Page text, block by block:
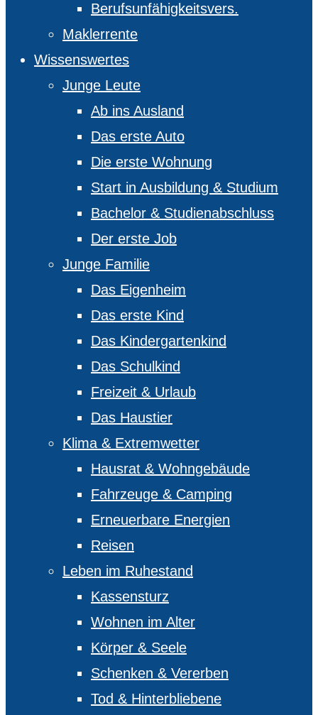
Berufsunfähigkeitsvers.
Maklerrente
Wissenswertes
Junge Leute
Ab ins Ausland
Das erste Auto
Die erste Wohnung
Start in Ausbildung & Studium
Bachelor & Studienabschluss
Der erste Job
Junge Familie
Das Eigenheim
Das erste Kind
Das Kindergartenkind
Das Schulkind
Freizeit & Urlaub
Das Haustier
Klima & Extremwetter
Hausrat & Wohngebäude
Fahrzeuge & Camping
Erneuerbare Energien
Reisen
Leben im Ruhestand
Kassensturz
Wohnen im Alter
Körper & Seele
Schenken & Vererben
Tod & Hinterbliebene